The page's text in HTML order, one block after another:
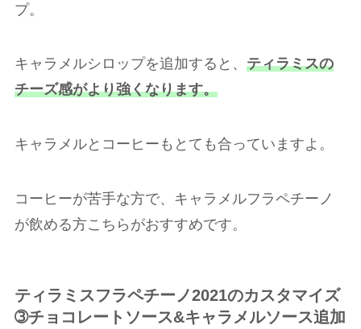
プ。
キャラメルシロップを追加すると、 ティラミスの
チーズ感がより強くなります。
キャラメルとコーヒーもとても合っていますよ。
コーヒーが苦手な方で、キャラメルフラペチーノ
が飲める方こちらがおすすめです。
ティラミスフラペチーノ2021のカスタマイズ
➂チョコレートソース&キャラメルソース追加